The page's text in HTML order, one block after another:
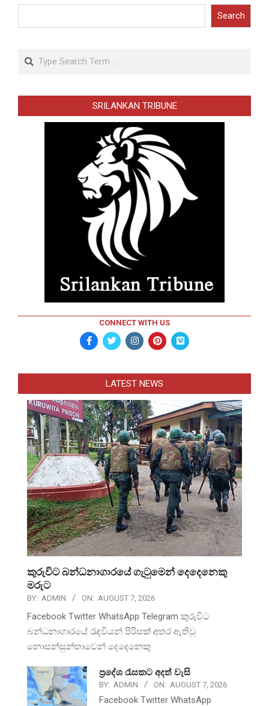
Search
Search
SRILANKAN TRIBUNE
CONNECT WITH US
LATEST NEWS
කුරුවිට බන්ධනාගාරයේ ගැටුමෙන් දෙදෙනෙකු
මරුට
BY: ADMIN ON: AUGUST 7, 2026
Facebook Twitter WhatsApp Telegram කුරුවිට
බන්ධනාගාරයේ රැඳවියන් පිරිසක් අතර ඇතිවූ
නොසන්සුන්තාවෙන් දෙදෙනෙකු
ප්‍රදේශ රැසකට අදත් වැසි
BY: ADMIN ON: AUGUST 7, 2026
Facebook Twitter WhatsApp